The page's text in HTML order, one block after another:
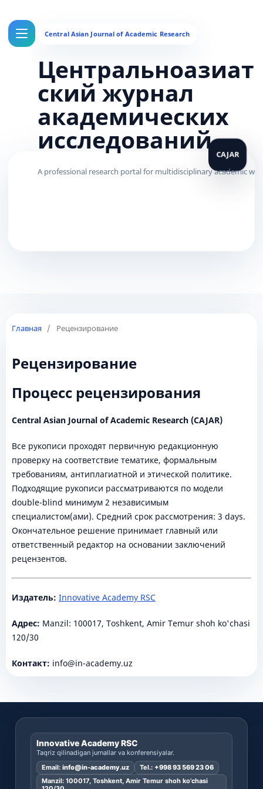
Центральноазиат
ский журнал
академических
исследований
Главная / Рецензирование
Рецензирование
Процесс рецензирования
Central Asian Journal of Academic Research (CAJAR)
Все рукописи проходят первичную редакционную
проверку на соответствие тематике, формальным
требованиям, антиплагиатной и этической политике.
Подходящие рукописи рассматриваются по модели
double-blind минимум 2 независимым
специалистом(ами). Средний срок рассмотрения: 3 days.
Окончательное решение принимает главный или
ответственный редактор на основании заключений
рецензентов.
Издатель: Innovative Academy RSC
Адрес: Manzil: 100017, Toshkent, Amir Temur shoh ko'chasi
120/30
Контакт: info@in-academy.uz
Innovative Academy RSC
Taqriz qilinadigan jurnallar va konferensiyalar.
Email: info@in-academy.uz Tel.: +998 93 569 23 06
Manzil: 100017, Toshkent, Amir Temur shoh ko’chasi